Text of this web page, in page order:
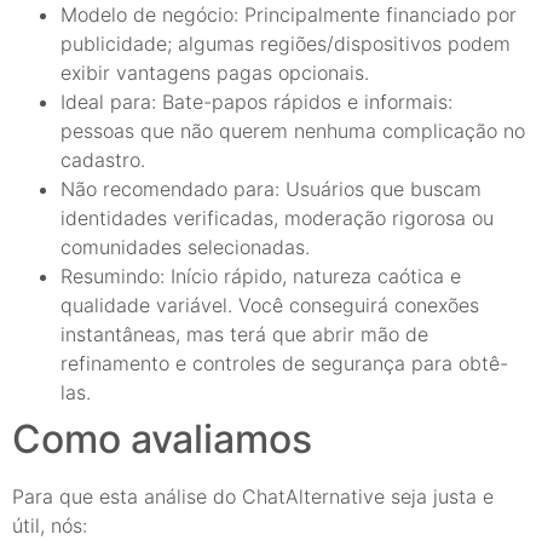
Modelo de negócio: Principalmente financiado por
publicidade; algumas regiões/dispositivos podem
exibir vantagens pagas opcionais.
Ideal para: Bate-papos rápidos e informais:
pessoas que não querem nenhuma complicação no
cadastro.
Não recomendado para: Usuários que buscam
identidades verificadas, moderação rigorosa ou
comunidades selecionadas.
Resumindo: Início rápido, natureza caótica e
qualidade variável. Você conseguirá conexões
instantâneas, mas terá que abrir mão de
refinamento e controles de segurança para obtê-
las.
Como avaliamos
Para que esta análise do ChatAlternative seja justa e
útil, nós: